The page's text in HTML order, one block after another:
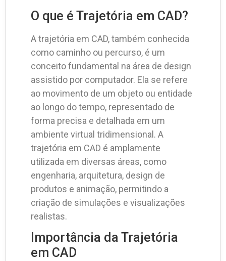
O que é Trajetória em CAD?
A trajetória em CAD, também conhecida
como caminho ou percurso, é um
conceito fundamental na área de design
assistido por computador. Ela se refere
ao movimento de um objeto ou entidade
ao longo do tempo, representado de
forma precisa e detalhada em um
ambiente virtual tridimensional. A
trajetória em CAD é amplamente
utilizada em diversas áreas, como
engenharia, arquitetura, design de
produtos e animação, permitindo a
criação de simulações e visualizações
realistas.
Importância da Trajetória
em CAD